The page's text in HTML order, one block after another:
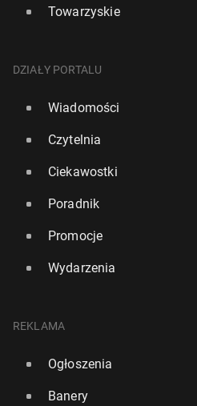
Towarzyskie
DZIAŁY PORTALU
Wiadomości
Czytelnia
Ciekawostki
Poradnik
Promocje
Wydarzenia
REKLAMA
Ogłoszenia
Banery